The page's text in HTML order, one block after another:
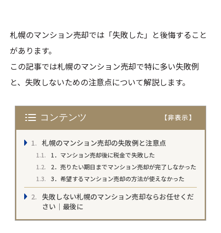
札幌のマンション売却では「失敗した」と後悔すること
があります。
この記事では札幌のマンション売却で特に多い失敗例
と、失敗しないための注意点について解説します。
コンテンツ
札幌のマンション売却の失敗例と注意点
1．マンション売却後に税金で失敗した
2．売りたい期日までマンション売却が完了しなかった
3．希望するマンション売却の方法が使えなかった
失敗しない札幌のマンション売却ならお任せくだ
さい｜最後に